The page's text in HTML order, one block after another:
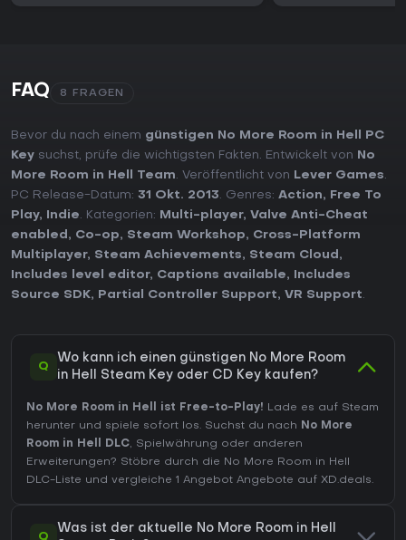
FAQ 8 FRAGEN
Bevor du nach einem günstigen No More Room in Hell PC
Key suchst, prüfe die wichtigsten Fakten. Entwickelt von
No
More Room in Hell Team. Veröffentlicht von Lever Games.
PC Release-Datum: 31 Okt. 2013. Genres: Action,
Free To
Play, Indie. Kategorien: Multi-player, Valve Anti-Cheat
enabled , Co-op, Steam Workshop, Cross-Platform
Multiplayer, Steam Achievements, Steam Cloud ,
Includes level editor, Captions available,
Includes
Source SDK, Partial Controller Support, VR Support.
Q
Wo kann ich einen günstigen No More Room
in Hell Steam Key oder CD Key kaufen?
No More Room in Hell ist Free-to-Play! Lade es auf Steam
herunter und spiele sofort los. Suchst du nach
No More
Room in Hell DLC, Spielwährung oder anderen
Erweiterungen? Stöbre durch die No More Room in Hell
DLC-Liste und vergleiche 1 Angebot Angebote auf XD.deals.
Q
Was ist der aktuelle No More Room in Hell